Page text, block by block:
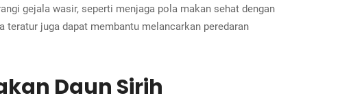
gejala wasir, seperti menjaga pola makan sehat dengan
teratur juga dapat membantu melancarkan peredaran
Daun Sirih